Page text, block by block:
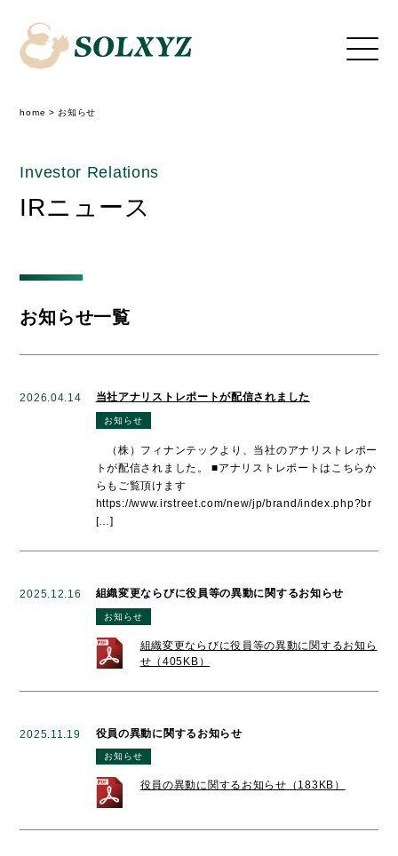
home > お知らせ
Investor Relations
IRニュース
お知らせ一覧
2026.04.14 当社アナリストレポートが配信されました
お知らせ
（株）フィナンテックより、当社のアナリストレポー
トが配信されました。 ■アナリストレポートはこちらか
らもご覧頂けます
https://www.irstreet.com/new/jp/brand/index.php?br
[…]
2025.12.16 組織変更ならびに役員等の異動に関するお知らせ
お知らせ
組織変更ならびに役員等の異動に関するお知ら
せ（405KB）
2025.11.19 役員の異動に関するお知らせ
お知らせ
役員の異動に関するお知らせ（183KB）